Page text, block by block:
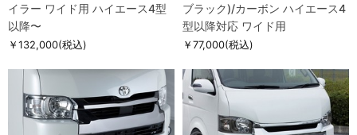
イラー ワイド用 ハイエース4型
以降〜
￥132,000(税込)
ブラック)/カーボン ハイエース4
型以降対応 ワイド用
￥77,000(税込)